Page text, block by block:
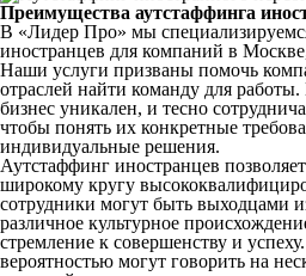
Преимущества аутстаффинга
В «Лидер Про» мы
иностранцев для компаний в
Наши услуги призваны помочь
отраслей найти команду для
бизнес уникален, и тесно
чтобы понять их конкретные
индивидуальные решения.
Аутстаффинг иностранцев
широкому кругу
сотрудники могут быть выходцами
различное культурное
стремление к совершенству и
вероятностью могут говорить на